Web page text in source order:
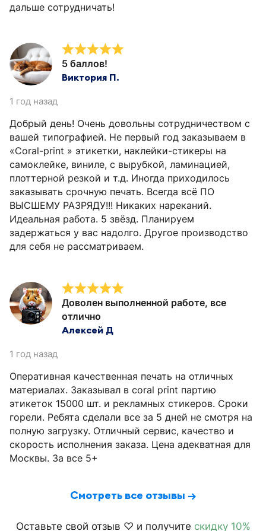
дальше сотрудничать!
5 баллов!
Виктория П.
1 год назад
Добрый день! Очень довольны сотрудничеством с
вашей типографией. Не первый год заказываем в
«Coral-print » этикетки, наклейки-стикеры на
самоклейке, виниле, с вырубкой, ламинацией,
плоттерной резкой и т.д. Иногда приходилось
заказывать срочную печать. Всегда всё ПО
ВЫСШЕМУ РАЗРЯДУ!!! Никаких нареканий.
Идеальная работа. 5 звёзд. Планируем
задержаться у вас надолго. Другое производство
для себя не рассматриваем.
Доволен выполненной работе, все
отлично
Алексей Д
1 год назад
Оперативная качественная печать на отличных
материалах. Заказывал в coral print партию
этикеток 15000 шт. и рекламных стикеров. Сроки
горели. Ребята сделали все за 5 дней не смотря на
полную загрузку. Отличный сервис, качество и
скорость исполнения заказа. Цена адекватная для
Москвы. За все 5+
Смотреть все отзывы →
Оставьте свой отзыв ♡ и получите скидку 10%